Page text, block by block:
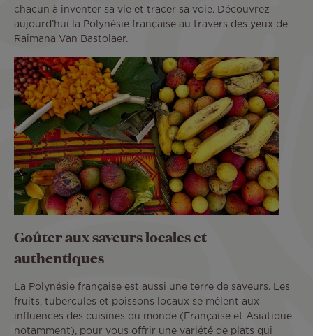
chacun à inventer sa vie et tracer sa voie. Découvrez
aujourd’hui la Polynésie française au travers des yeux de
Raimana Van Bastolaer.
Goûter aux saveurs locales et
authentiques
La Polynésie française est aussi une terre de saveurs. Les
fruits, tubercules et poissons locaux se mêlent aux
influences des cuisines du monde (Française et Asiatique
notamment), pour vous offrir une variété de plats qui